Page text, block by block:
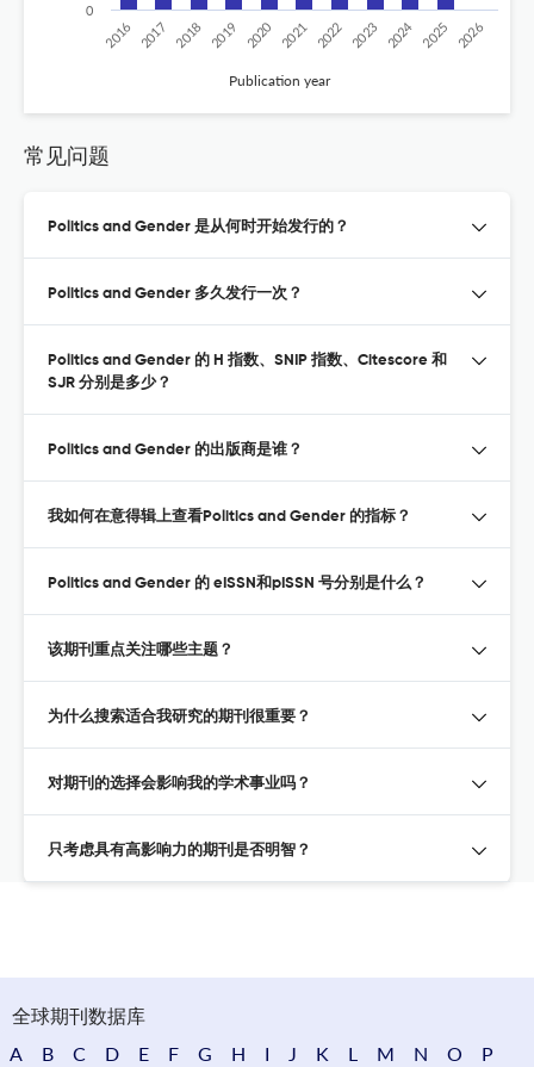
Publication year
2016 2017 2018 2019 2020 2021 2022 2023 2024 2025 2026
0
常见问题
Politics and Gender 是从何时开始发行的？
Politics and Gender 多久发行一次？
Politics and Gender 的 H 指数、SNIP 指数、Citescore 和
SJR 分别是多少？
Politics and Gender 的出版商是谁？
我如何在意得辑上查看Politics and Gender 的指标？
Politics and Gender 的 eISSN和pISSN 号分别是什么？
该期刊重点关注哪些主题？
为什么搜索适合我研究的期刊很重要？
对期刊的选择会影响我的学术事业吗？
只考虑具有高影响力的期刊是否明智？
全球期刊数据库
A
B C D E F G H I J K L M N O P